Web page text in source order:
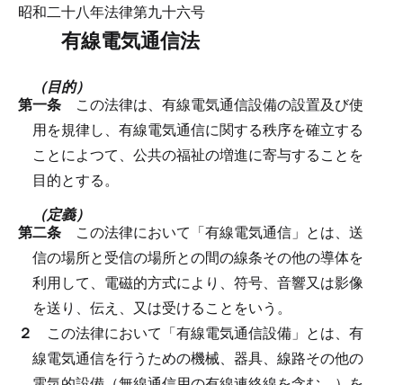
昭和二十八年法律第九十六号
有線電気通信法
（目的）
第一条 この法律は、有線電気通信設備の設置及び使
用を規律し、有線電気通信に関する秩序を確立する
ことによつて、公共の福祉の増進に寄与することを
目的とする。
（定義）
第二条 この法律において「有線電気通信」とは、送
信の場所と受信の場所との間の線条その他の導体を
利用して、電磁的方式により、符号、音響又は影像
を送り、伝え、又は受けることをいう。
２ この法律において「有線電気通信設備」とは、有
線電気通信を行うための機械、器具、線路その他の